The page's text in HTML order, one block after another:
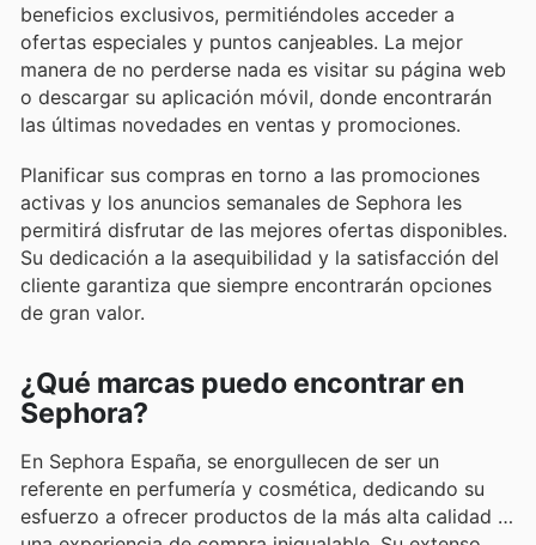
beneficios exclusivos, permitiéndoles acceder a
ofertas especiales y puntos canjeables. La mejor
manera de no perderse nada es visitar su página web
o descargar su aplicación móvil, donde encontrarán
las últimas novedades en ventas y promociones.
Planificar sus compras en torno a las promociones
activas y los anuncios semanales de Sephora les
permitirá disfrutar de las mejores ofertas disponibles.
Su dedicación a la asequibilidad y la satisfacción del
cliente garantiza que siempre encontrarán opciones
de gran valor.
¿Qué marcas puedo encontrar en
Sephora?
En Sephora España, se enorgullecen de ser un
referente en perfumería y cosmética, dedicando su
esfuerzo a ofrecer productos de la más alta calidad y